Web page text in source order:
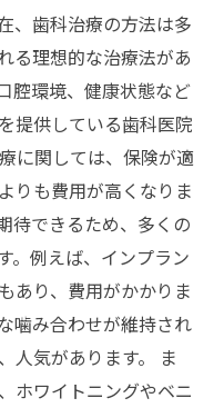
、歯科治療の方法は多
る理想的な治療法があ
腔環境、健康状態など
提供している歯科医院
に関しては、保険が適
りも費用が高くなりま
待できるため、多くの
。例えば、インプラン
あり、費用がかかりま
噛み合わせが維持され
人気があります。 ま
ホワイトニングやベニ